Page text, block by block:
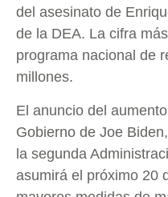
del asesinato de
de la DEA. La cifra
programa nacional de
millones.
El anuncio del
Gobierno de Joe
la segunda
asumirá el próximo 20